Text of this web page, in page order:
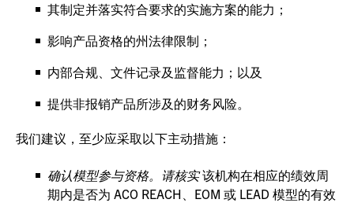
其制定并落实符合要求的实施方案的能力；
影响产品资格的州法律限制；
内部合规、文件记录及监督能力；以及
提供非报销产品所涉及的财务风险。
我们建议，至少应采取以下主动措施：
确认模型参与资格。请核实该机构在相应的绩效周
期内是否为 ACO REACH、EOM 或 LEAD 模型的有效